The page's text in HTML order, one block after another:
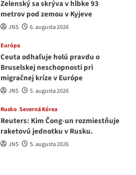
Zelenský sa skrýva v hĺbke 93
metrov pod zemou v Kyjeve
JNS 6. augusta 2026
Európa
Ceuta odhaľuje holú pravdu o
Bruselskej neschopnosti pri
migračnej kríze v Európe
JNS 5. augusta 2026
Rusko Severná Kórea
Reuters: Kim Čong-un rozmiestňuje
raketovú jednotku v Rusku.
JNS 5. augusta 2026